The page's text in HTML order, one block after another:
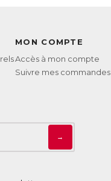
MON COMPTE
Accès à mon compte
Suivre mes commandes
→